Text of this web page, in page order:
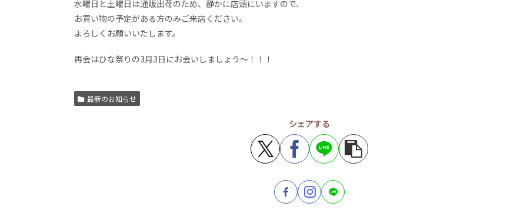
水曜日と土曜日は通販出荷のため、静かに店頭にいますので、
お買い物の予定がある方のみご来店ください。
よろしくお願いいたします。
再会はひな祭りの3月3日にお会いしましょう〜！！！
最新のお知らせ
シェアする